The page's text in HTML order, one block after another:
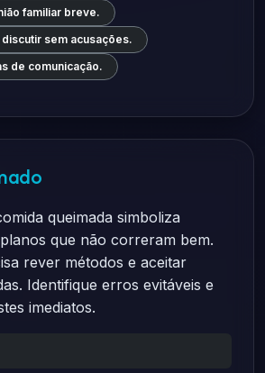
familiar breve.
sem acusações.
de comunicação.
queimada simboliza
que não correram bem.
rever métodos e aceitar
Identifique erros evitáveis e
imediatos.